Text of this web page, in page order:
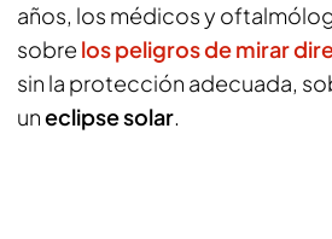
años, los médicos y
sobre los peligros de mirar
sin la protección adecuada,
uneclipse solar.